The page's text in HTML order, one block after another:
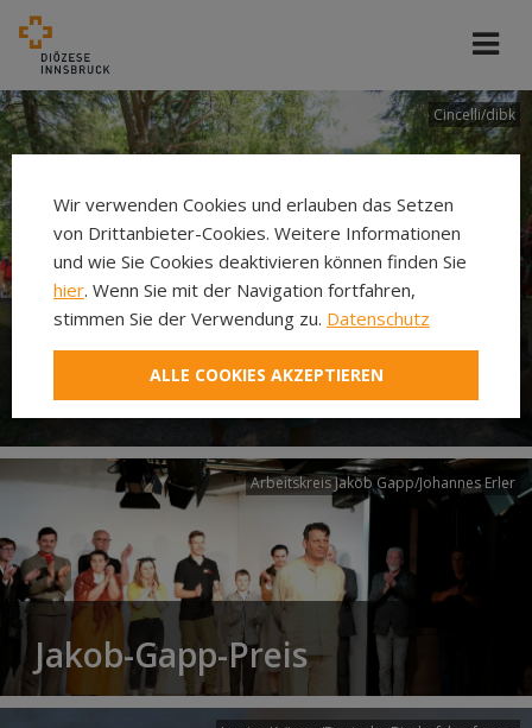
Cincelli/dibk
Neuer Pilgerweg Via
Laudato si’
Arbeitskreis Jakob Gapp/Johannes Erler
Jakob-Gapp-Preis
Wir verwenden Cookies und erlauben das Setzen
von Drittanbieter-Cookies. Weitere Informationen
und wie Sie Cookies deaktivieren können finden Sie
hier. Wenn Sie mit der Navigation fortfahren,
stimmen Sie der Verwendung zu. Datenschutz
ALLE COOKIES AKZEPTIEREN